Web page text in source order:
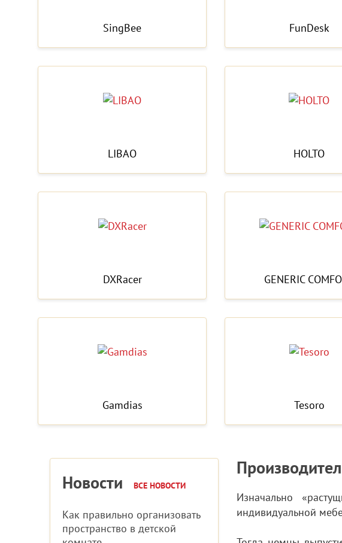
SingBee FunDesk
LIBAO HOLTO
DXRacer GENERIC
Gamdias Tesoro
Новости ВСЕ НОВОСТИ
Как правильно организовать
пространство в детской
Изначально
индивидуальной